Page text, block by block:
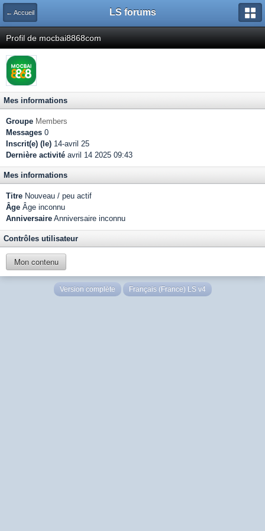
← Accueil LS forums
Profil de mocbai8868com
Mes informations
Groupe Members
Messages 0
Inscrit(e) (le) 14-avril 25
Dernière activité avril 14 2025 09:43
Mes informations
Titre Nouveau / peu actif
Âge Âge inconnu
Anniversaire Anniversaire inconnu
Contrôles utilisateur
Mon contenu
Version complète Français (France) LS v4